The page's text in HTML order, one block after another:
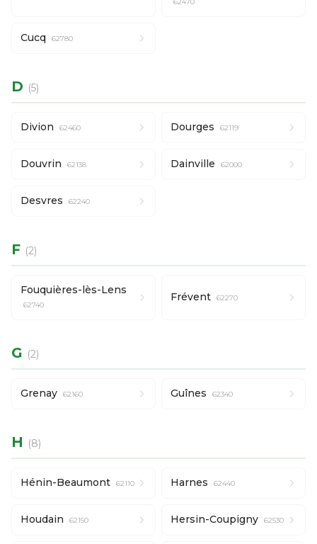
62470
Cucq 62780
D (5)
Divion 62460 Dourges 62119
Douvrin 62138 Dainville 62000
Desvres 62240
F (2)
Fouquières-lès-Lens
62740
Frévent 62270
G (2)
Grenay 62160 Guînes 62340
H (8)
Hénin-Beaumont 62110 Harnes 62440
Houdain 62150 Hersin-Coupigny 62530